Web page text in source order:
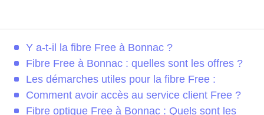
Y a-t-il la fibre Free à Bonnac ?
Fibre Free à Bonnac : quelles sont les offres ?
Les démarches utiles pour la fibre Free :
Comment avoir accès au service client Free ?
Fibre optique Free à Bonnac : Quels sont les